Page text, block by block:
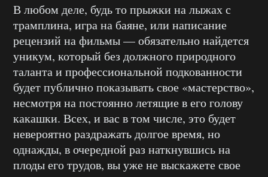
В любом деле, будь то прыжки на лыжах с
трамплина, игра на баяне, или написание
рецензий на фильмы — обязательно найдется
уникум, который без должного природного
таланта и профессиональной подкованности
будет публично показывать свое «мастерство»,
несмотря на постоянно летящие в его голову
какашки. Всех, и вас в том числе, это будет
невероятно раздражать долгое время, но
однажды, в очередной раз наткнувшись на
плоды его трудов, вы уже не выскажете свое